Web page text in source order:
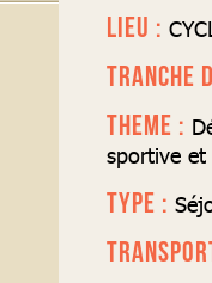
LIEU :
TRANCHE
THEME :
sportive et
TYPE :